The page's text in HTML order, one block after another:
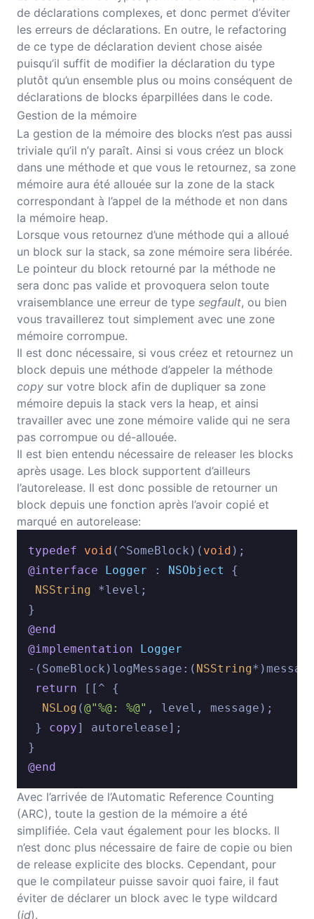
de déclarations complexes, et donc permet d’éviter
les erreurs de déclarations. En outre, le refactoring
de ce type de déclaration devient chose aisée
puisqu’il suffit de modifier la déclaration du type
plutôt qu’un ensemble plus ou moins conséquent de
déclarations de blocks éparpillées dans le code.
Gestion de la mémoire
La gestion de la mémoire des blocks n’est pas aussi
triviale qu’il n’y paraît. Ainsi si vous créez un block
dans une méthode et que vous le retournez, sa zone
mémoire aura été allouée sur la zone de la stack
correspondant à l’appel de la méthode et non dans
la mémoire heap.
Lorsque vous retournez d’une méthode qui a alloué
un block sur la stack, sa zone mémoire sera libérée.
Le pointeur du block retourné par la méthode ne
sera donc pas valide et provoquera selon toute
vraisemblance une erreur de type segfault, ou bien
vous travaillerez tout simplement avec une zone
mémoire corrompue.
Il est donc nécessaire, si vous créez et retournez un
block depuis une méthode d’appeler la méthode
copy sur votre block afin de dupliquer sa zone
mémoire depuis la stack vers la heap, et ainsi
travailler avec une zone mémoire valide qui ne sera
pas corrompue ou dé-allouée.
Il est bien entendu nécessaire de releaser les blocks
après usage. Les block supportent d’ailleurs
l’autorelease. Il est donc possible de retourner un
block depuis une fonction après l’avoir copié et
marqué en autorelease:
typedef void (^SomeBlock)( void
@interface
Logger : NSObject
{
NSString *level;
@end
@implementation
Logger
-(SomeBlock)logMessage:( NSString
return [[^ {
NSLog (@"%@: %@" , level, message);
} copy] autorelease];
@end
Avec l’arrivée de l’Automatic Reference Counting
(ARC), toute la gestion de la mémoire a été
simplifiée. Cela vaut également pour les blocks. Il
n’est donc plus nécessaire de faire de copie ou bien
de release explicite des blocks. Cependant, pour
que le compilateur puisse savoir quoi faire, il faut
éviter de déclarer un block avec le type wildcard
(id).